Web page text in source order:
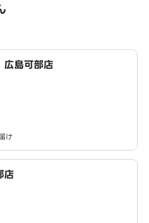
島可部店
け
店